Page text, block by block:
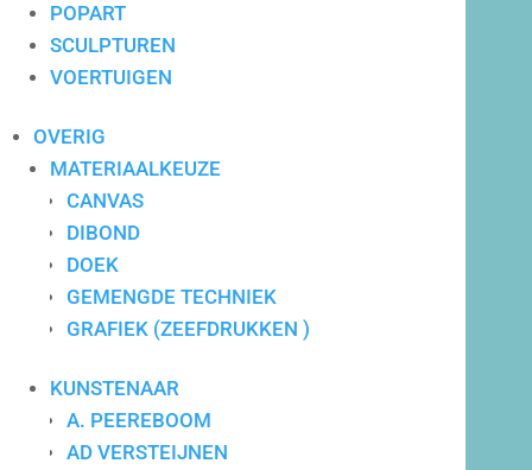
POPART
SCULPTUREN
VOERTUIGEN
OVERIG
MATERIAALKEUZE
CANVAS
DIBOND
DOEK
GEMENGDE TECHNIEK
GRAFIEK (ZEEFDRUKKEN )
KUNSTENAAR
A. PEEREBOOM
AD VERSTEIJNEN